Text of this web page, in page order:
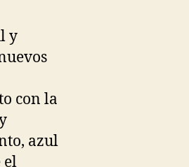
y
con la
azul
el